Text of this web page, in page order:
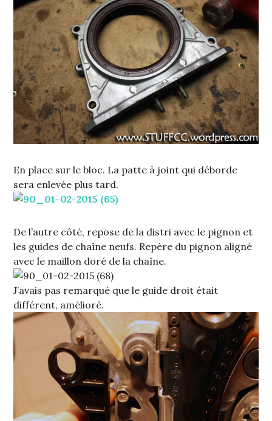
En place sur le bloc. La patte à joint qui déborde
sera enlevée plus tard.
De l’autre côté, repose de la distri avec le pignon et
les guides de chaîne neufs. Repère du pignon aligné
avec le maillon doré de la chaîne.
J’avais pas remarqué que le guide droit était
différent, amélioré.